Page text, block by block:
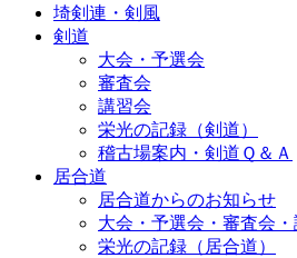
埼剣連・剣風
剣道
大会・予選会
審査会
講習会
栄光の記録（剣道）
稽古場案内・剣道Ｑ＆Ａ
居合道
居合道からのお知らせ
大会・予選会・審査会
栄光の記録（居合道）